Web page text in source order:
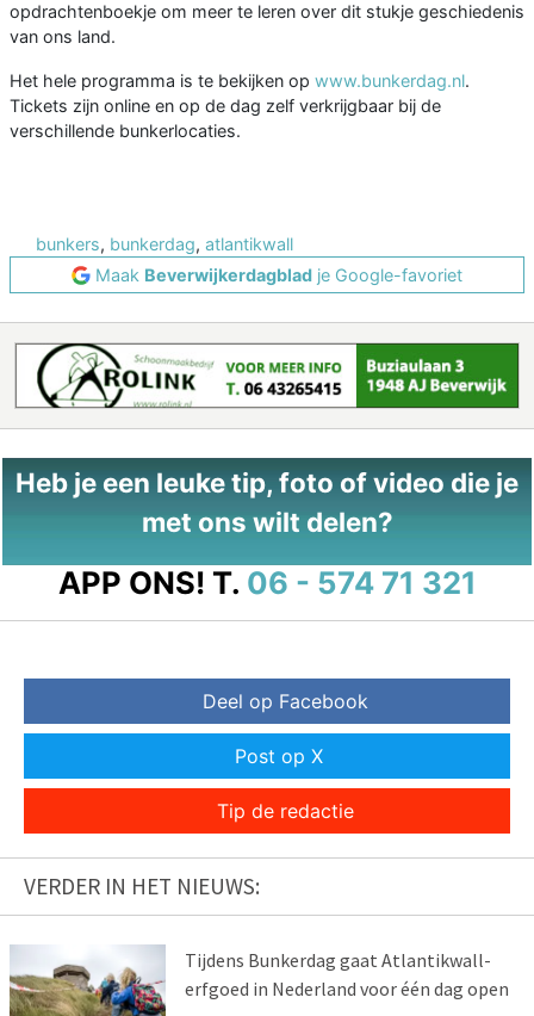
opdrachtenboekje om meer te leren over dit stukje geschiedenis
van ons land.
Het hele programma is te bekijken op www.bunkerdag.nl.
Tickets zijn online en op de dag zelf verkrijgbaar bij de
verschillende bunkerlocaties.
bunkers, bunkerdag, atlantikwall
Maak Beverwijkerdagblad je Google-favoriet
Heb je een leuke tip, foto of video die je
met ons wilt delen?
APP ONS! T. 06 - 574 71 321
Deel op Facebook
Post op X
Tip de redactie
VERDER IN HET NIEUWS:
Tijdens Bunkerdag gaat Atlantikwall-
erfgoed in Nederland voor één dag open